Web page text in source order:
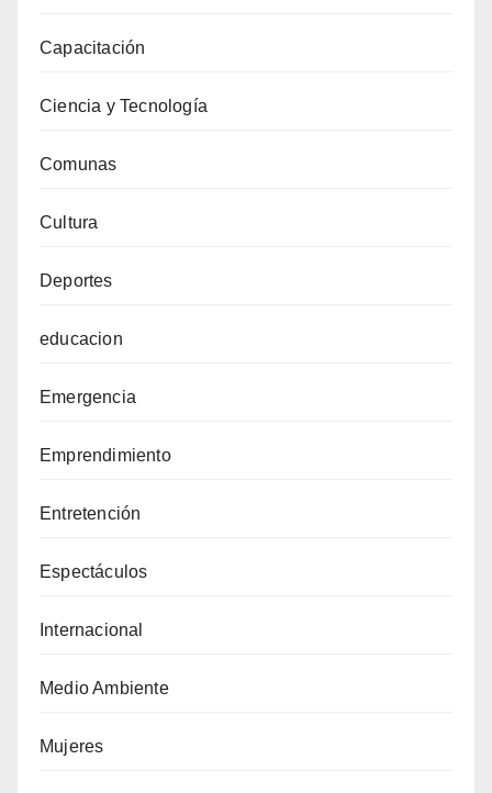
Capacitación
Ciencia y Tecnología
Comunas
Cultura
Deportes
educacion
Emergencia
Emprendimiento
Entretención
Espectáculos
Internacional
Medio Ambiente
Mujeres